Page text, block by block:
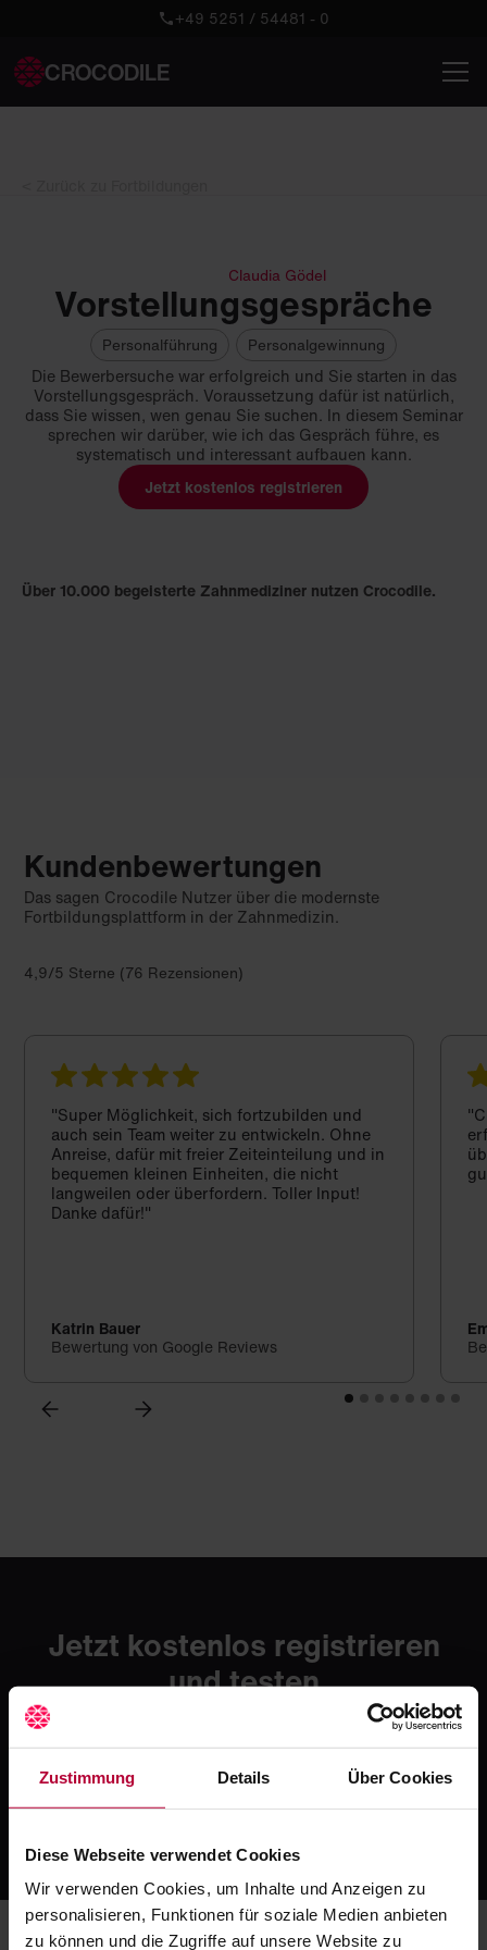
Zustimmung Details Über Cookies
Diese Webseite verwendet Cookies
Wir verwenden Cookies, um Inhalte und Anzeigen zu
personalisieren, Funktionen für soziale Medien anbieten
zu können und die Zugriffe auf unsere Website zu
+49 5251 / 54481 - 0
CROCODILE
Claudia Gödel
Vorstellungsgespräche
Personalführung Personalgewinnung
Die Bewerbersuche war erfolgreich und Sie starten in das
Vorstellungsgespräch. Voraussetzung dafür ist natürlich,
dass Sie wissen, wen genau Sie suchen. In diesem Seminar
sprechen wir darüber, wie ich das Gespräch führe, es
systematisch und interessant aufbauen kann.
Jetzt kostenlos registrieren
Über 10.000 begeisterte Zahnmediziner nutzen Crocodile.
Kundenbewertungen
Das sagen Crocodile Nutzer über die modernste
Fortbildungsplattform in der Zahnmedizin.
4,9/5 Sterne (76 Rezensionen)
"Super Möglichkeit, sich fortzubilden und
auch sein Team weiter zu entwickeln. Ohne
Anreise, dafür mit freier Zeiteinteilung und in
bequemen kleinen Einheiten, die nicht
langweilen oder überfordern. Toller Input!
Danke dafür!"
Katrin Bauer
Bewertung von Google Reviews
Jetzt kostenlos registrieren
und testen
Erlebe mit Crocodile die moderne Art zahnmedizinischer
Fortbildung. Starte mit einer kostenlosen Testphase -
danach ab 49 € / Monat.
Jetzt kostenlos registrieren